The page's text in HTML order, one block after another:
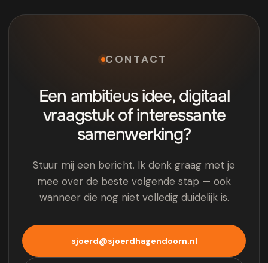
CONTACT
Een ambitieus idee, digitaal
vraagstuk of interessante
samenwerking?
Stuur mij een bericht. Ik denk graag met je
mee over de beste volgende stap — ook
wanneer die nog niet volledig duidelijk is.
sjoerd@sjoerdhagendoorn.nl